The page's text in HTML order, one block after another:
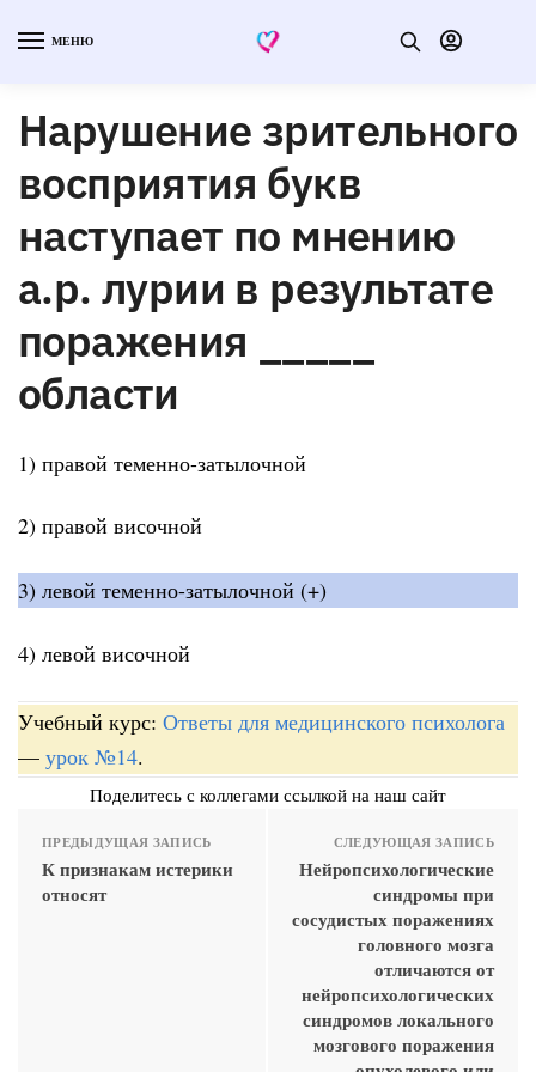
МЕНЮ
Нарушение зрительного
восприятия букв
наступает по мнению
а.р. лурии в результате
поражения _____
области
1) правой теменно-затылочной
2) правой височной
3) левой теменно-затылочной (+)
4) левой височной
Учебный курс: Ответы для медицинского психолога
— урок №14.
Поделитесь с коллегами ссылкой на наш сайт
ПРЕДЫДУЩАЯ ЗАПИСЬ
К признакам истерики
относят
СЛЕДУЮЩАЯ ЗАПИСЬ
Нейропсихологические
синдромы при
сосудистых поражениях
головного мозга
отличаются от
нейропсихологических
синдромов локального
мозгового поражения